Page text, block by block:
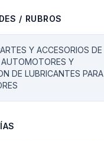
/ RUBROS
Y ACCESORIOS DE
Y
DE LUBRICANTES PARA